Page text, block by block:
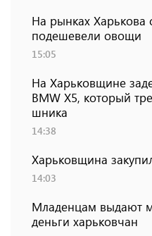
На рынках Харькова
подешевели овощи
15:05
На Харьковщине
BMW Х5, который
шника
14:38
Харьковщина
14:03
Младенцам выдают
деньги харьковчан